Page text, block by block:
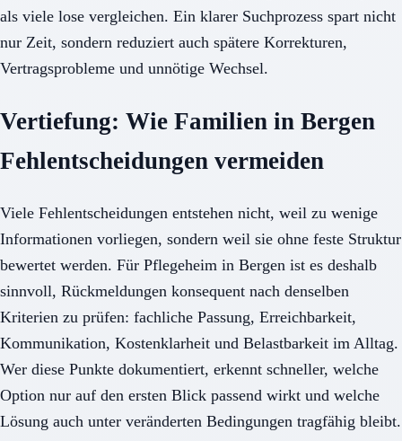
als viele lose vergleichen. Ein klarer Suchprozess spart nicht
nur Zeit, sondern reduziert auch spätere Korrekturen,
Vertragsprobleme und unnötige Wechsel.
Vertiefung: Wie Familien in Bergen
Fehlentscheidungen vermeiden
Viele Fehlentscheidungen entstehen nicht, weil zu wenige
Informationen vorliegen, sondern weil sie ohne feste Struktur
bewertet werden. Für Pflegeheim in Bergen ist es deshalb
sinnvoll, Rückmeldungen konsequent nach denselben
Kriterien zu prüfen: fachliche Passung, Erreichbarkeit,
Kommunikation, Kostenklarheit und Belastbarkeit im Alltag.
Wer diese Punkte dokumentiert, erkennt schneller, welche
Option nur auf den ersten Blick passend wirkt und welche
Lösung auch unter veränderten Bedingungen tragfähig bleibt.